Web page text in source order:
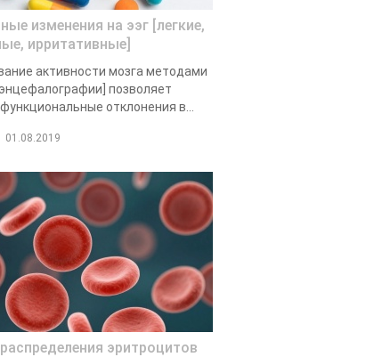
изменения на ээг [легкие,
ирритативные]
активности мозга методами
позволяет
отклонения в...
01.08.2019
эритроцитов